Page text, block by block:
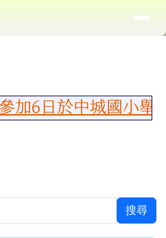
國小
6日於中城國小舉
搜尋